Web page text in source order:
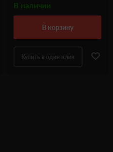
В наличии
в корзину
Купить в один клик